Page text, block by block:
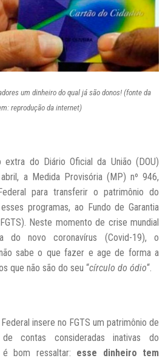
um dinheiro do qual já são donos! (fonte da
reprodução da internet)
extra do Diário Oficial da União (DOU)
a Medida Provisória (MP) nº 946,
para transferir o patrimônio do
programas, ao Fundo de Garantia
Neste momento de crise mundial
do novo coronavírus (Covid-19), o
sabe o que fazer e age de forma a
que não são do seu “círculo do ódio“.
insere no FGTS um patrimônio de
contas consideradas inativas do
é bom ressaltar: esse dinheiro tem